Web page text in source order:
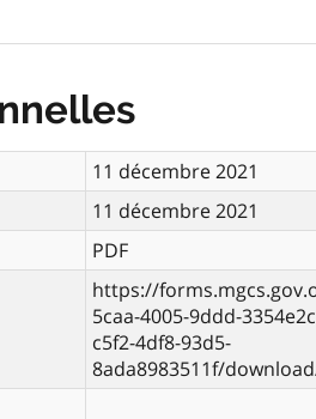
11 décembre 2021
11 décembre 2021
PDF
https://
5caa-4005-9ddd-
c5f2-4df8-93d5-
8ada8983511f/